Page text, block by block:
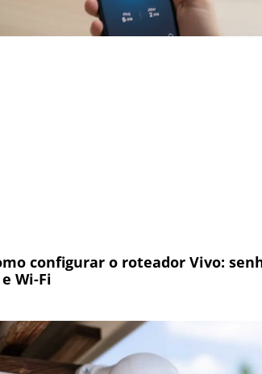
configurar o roteador Vivo:
e Wi-Fi